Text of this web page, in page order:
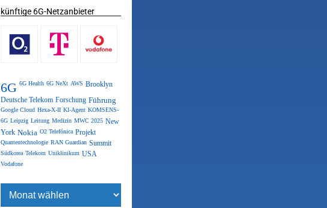
künftige 6G-Netzanbieter
6G 6G Health 6G NeXt AWS Brooklyn
Deutsche Telekom Forschung Führung
Google Cloud Hexa-X-II KI-Agent KOMSENS-
6G Leipzig Leitung Medizin MWC 2025 New
York Nokia O2 Telefónica Projekt
Quantentechnologie RAN Guardian Summit
Südkorea Telekom Uniklinikum USA
Vodafone